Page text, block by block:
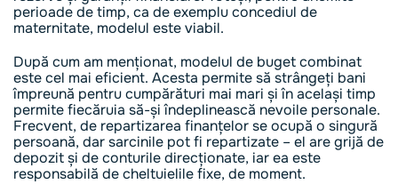
perioade de timp, ca de exemplu concediul de
maternitate, modelul este viabil.
După cum am menționat, modelul de buget combinat
este cel mai eficient. Acesta permite să strângeți bani
împreună pentru cumpărături mai mari și în același timp
permite fiecăruia să-și îndeplinească nevoile personale.
Frecvent, de repartizarea finanțelor se ocupă o singură
persoană, dar sarcinile pot fi repartizate – el are grijă de
depozit și de conturile direcționate, iar ea este
responsabilă de cheltuielile fixe, de moment.